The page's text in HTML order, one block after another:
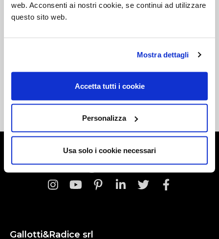
web. Acconsenti ai nostri cookie, se continui ad utilizzare
questo sito web.
Mostra dettagli
Accetta tutti i cookie
Personalizza
Usa solo i cookie necessari
Iscriviti
Seguici su
Gallotti&Radice srl